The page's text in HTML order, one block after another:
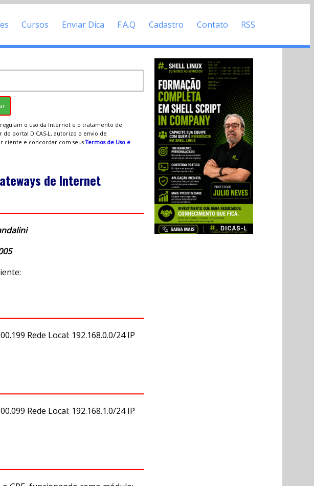
Cursos Enviar Dica F.A.Q Cadastro Contato RSS
regulam o uso da Internet e o tratamento de
do portal DICAS-L, autorizo o envio de
ciente e concordar com seusTermos de Uso e
de Internet
Rede Local: 192.168.0.0/24 IP
Rede Local: 192.168.1.0/24 IP